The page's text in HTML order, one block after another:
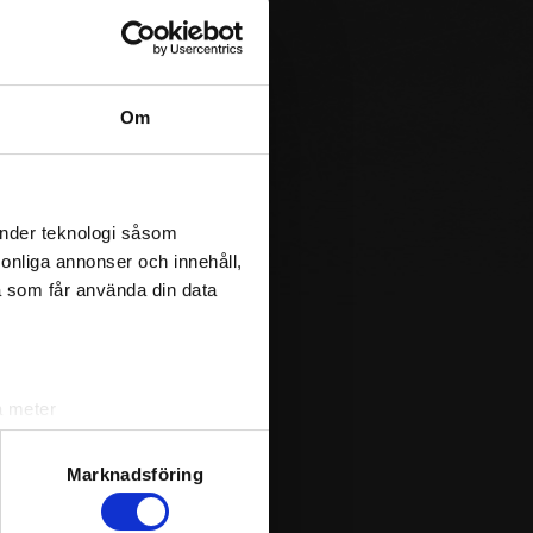
Om
teknologi såsom
annonser och innehåll,
får använda din data
meter
. Du kan ändra
Marknadsföring
Blue